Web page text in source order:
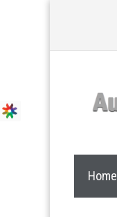
Home